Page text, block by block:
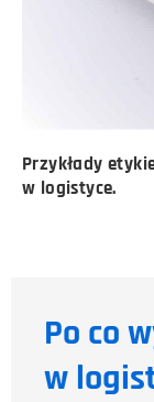
Przykłady
w logistyce.
Po co
w